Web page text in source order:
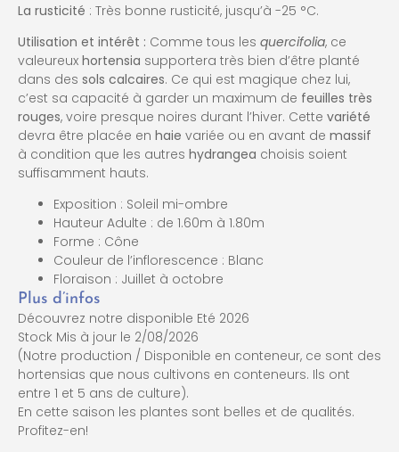
La rusticité : Très bonne rusticité, jusqu’à -25 °C.
Utilisation et intérêt : Comme tous les quercifolia, ce
valeureux hortensia supportera très bien d’être planté
dans des sols calcaires. Ce qui est magique chez lui,
c’est sa capacité à garder un maximum de feuilles très
rouges, voire presque noires durant l’hiver. Cette variété
devra être placée en haie variée ou en avant de massif
à condition que les autres hydrangea choisis soient
suffisamment hauts.
Exposition : Soleil mi-ombre
Hauteur Adulte : de 1.60m à 1.80m
Forme : Cône
Couleur de l’inflorescence : Blanc
Floraison : Juillet à octobre
Plus d’infos
Découvrez notre disponible Eté 2026
Stock Mis à jour le 2/08/2026
(Notre production / Disponible en conteneur, ce sont des
hortensias que nous cultivons en conteneurs. Ils ont
entre 1 et 5 ans de culture).
En cette saison les plantes sont belles et de qualités.
Profitez-en!